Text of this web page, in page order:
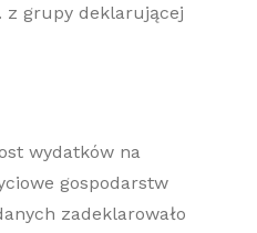
z grupy deklarującej
wydatków na
gospodarstw
zadeklarowało